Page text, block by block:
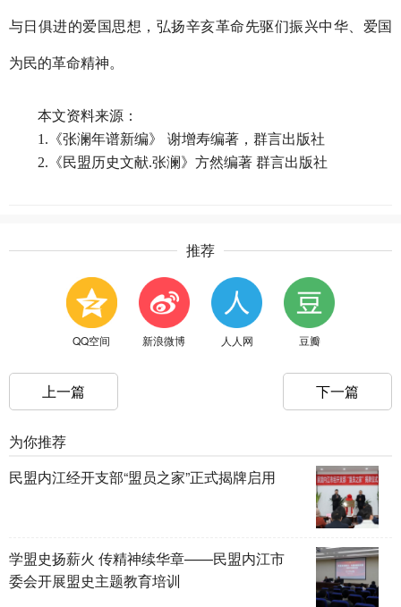
与日俱进的爱国思想，弘扬辛亥革命先驱们振兴中华、爱国
为民的革命精神。
本文资料来源：
1. 《张澜年谱新编》
谢增寿编著，群言出版社
2. 《民盟历史文献.张澜》方然编著 群言出版社
推荐
QQ空间 新浪微博 人人网 豆瓣
上一篇 下一篇
为你推荐
民盟内江经开支部“盟员之家”正式揭牌启用
学盟史扬薪火 传精神续华章——民盟内江市
委会开展盟史主题教育培训